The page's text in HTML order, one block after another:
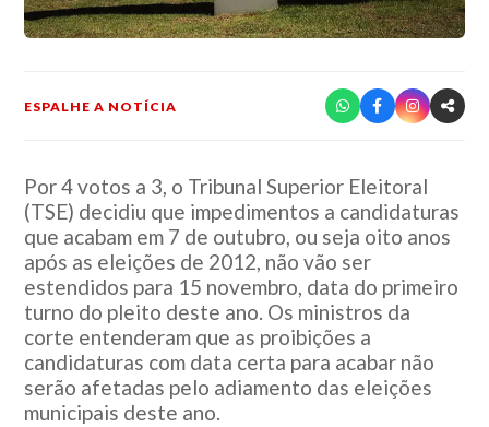
ESPALHE A NOTÍCIA
Por 4 votos a 3, o Tribunal Superior Eleitoral
(TSE) decidiu que impedimentos a candidaturas
que acabam em 7 de outubro, ou seja oito anos
após as eleições de 2012, não vão ser
estendidos para 15 novembro, data do primeiro
turno do pleito deste ano. Os ministros da
corte entenderam que as proibições a
candidaturas com data certa para acabar não
serão afetadas pelo adiamento das eleições
municipais deste ano.